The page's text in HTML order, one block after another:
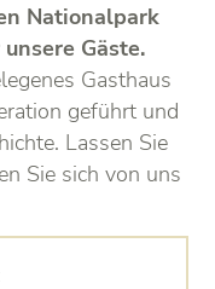
Nationalpark
Gäste.
Gasthaus
geführt und
Lassen Sie
Sie sich von uns